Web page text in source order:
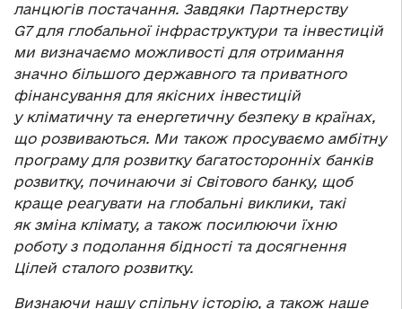
ланцюгів постачання. Завдяки Партнерству
G7 для глобальної інфраструктури та інвестицій
ми визначаємо можливості для отримання
значно більшого державного та приватного
фінансування для якісних інвестицій
у кліматичну та енергетичну безпеку в країнах,
що розвиваються. Ми також просуваємо амбітну
програму для розвитку багатосторонніх банків
розвитку, починаючи зі Світового банку, щоб
краще реагувати на глобальні виклики, такі
як зміна клімату, а також посилюючи їхню
роботу з подолання бідності та досягнення
Цілей сталого розвитку.
Визнаючи нашу спільну історію, а також наше